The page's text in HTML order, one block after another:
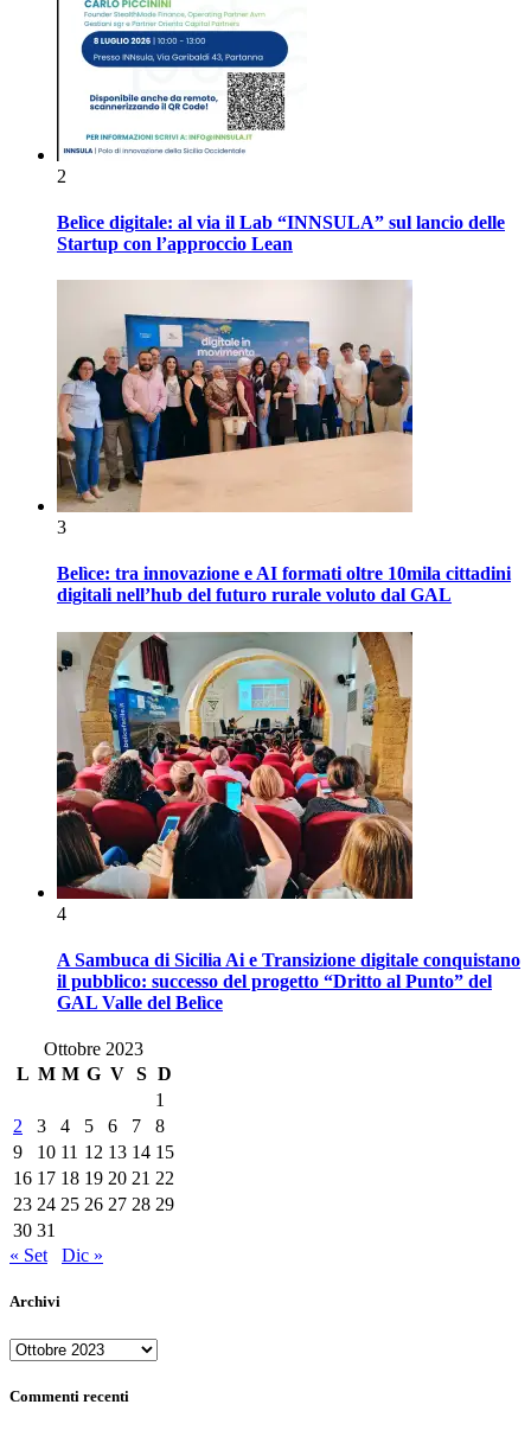
2
Belìce digitale: al via il Lab “INNSULA” sul lancio delle
Startup con l’approccio Lean
3
Belìce: tra innovazione e AI formati oltre 10mila cittadini
digitali nell’hub del futuro rurale voluto dal GAL
4
A Sambuca di Sicilia Ai e Transizione digitale conquistano
il pubblico: successo del progetto “Dritto al Punto” del
GAL Valle del Belìce
Ottobre 2023
L M M G V S D
1
2
3 4 5 6 7
8
9
10 11 12 13 14 15
16 17 18 19 20 21 22
23 24 25 26 27 28 29
30 31
« Set
Dic »
Archivi
Archivi
Commenti recenti